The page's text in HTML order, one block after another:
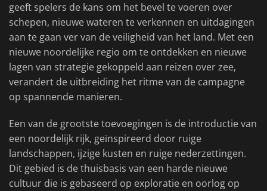
geeft spelers de kans om het bevel te voeren over
schepen, nieuwe wateren te verkennen en uitdagingen
aan te gaan ver van de veiligheid van het land. Met een
nieuwe noordelijke regio om te ontdekken en nieuwe
lagen van strategie gekoppeld aan reizen over zee,
verandert de uitbreiding het ritme van de campagne
op spannende manieren.
Een van de grootste toevoegingen is de introductie van
een noordelijk rijk, geïnspireerd door ruige
landschappen, ijzige kusten en ruige nederzettingen.
Dit gebied is de thuisbasis van een harde nieuwe
cultuur die is gebaseerd op exploratie en oorlog op